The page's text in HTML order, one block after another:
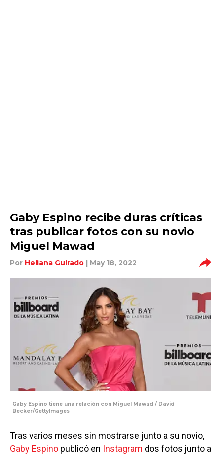
Gaby Espino recibe duras críticas
tras publicar fotos con su novio
Miguel Mawad
Por Heliana Guirado | May 18, 2022
Gaby Espino tiene una relación con Miguel Mawad / David
Becker/GettyImages
Tras varios meses sin mostrarse junto a su novio,
Gaby Espino publicó en Instagram dos fotos junto a